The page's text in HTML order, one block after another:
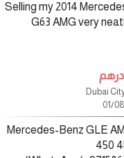
Selling my 2014
G63 AMG very
2016 Mercedes-Benz GLE
450